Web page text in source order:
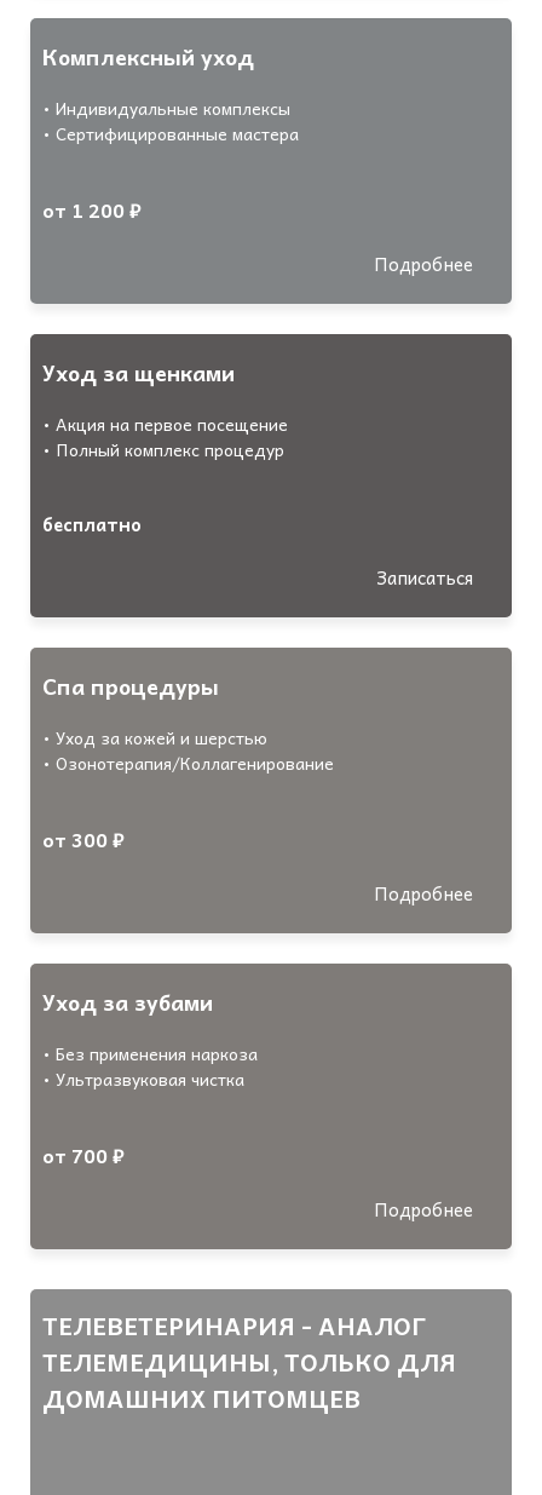
Комплексный уход
• Индивидуальные комплексы
• Сертифицированные мастера
от 1 200 ₽
Подробнее
Уход за щенками
• Акция на первое посещение
• Полный комплекс процедур
бесплатно
Записаться
Спа процедуры
• Уход за кожей и шерстью
• Озонотерапия/Коллагенирование
от 300 ₽
Подробнее
Уход за зубами
• Без применения наркоза
• Ультразвуковая чистка
от 700 ₽
Подробнее
ТЕЛЕВЕТЕРИНАРИЯ - АНАЛОГ
ТЕЛЕМЕДИЦИНЫ, ТОЛЬКО ДЛЯ
ДОМАШНИХ ПИТОМЦЕВ